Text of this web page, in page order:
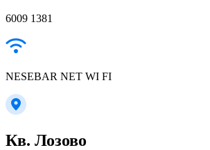
6009 1381
NESEBAR NET WI FI
Кв. Лозово